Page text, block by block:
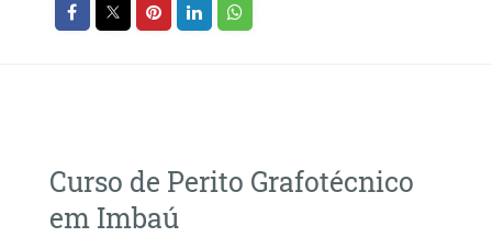
Curso de Perito Grafotécnico
em Imbaú